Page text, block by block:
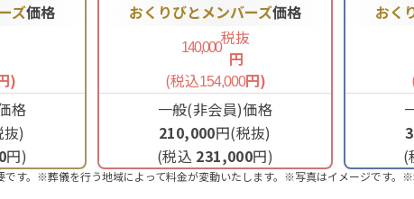
ズ価格
)
格
)
円)
おくりびとメンバーズ価格
140,000税抜
円
(税込154,000円)
一般(非会員)価格
210,000円(税抜)
(税込 231,000円)
おく
(
す。※葬儀を行う地域によって料金が変動いたします。※写真はイメージです。※